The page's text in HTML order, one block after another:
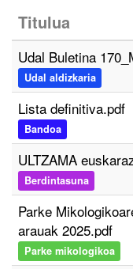
Titulua
Udal Buletina
Udal aldizkaria
Lista definitiva.pdf
Bandoa
ULTZAMA
Berdintasuna
Parke
arauak 2025.pdf
Parke mikologikoa